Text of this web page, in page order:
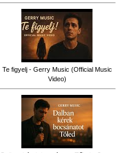
Te figyelj - Gerry Music (Official Music
Video)